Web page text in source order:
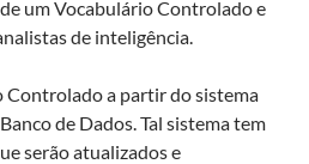
um Vocabulário Controlado e
de inteligência.
Controlado a partir do sistema
de Dados. Tal sistema tem
serão atualizados e